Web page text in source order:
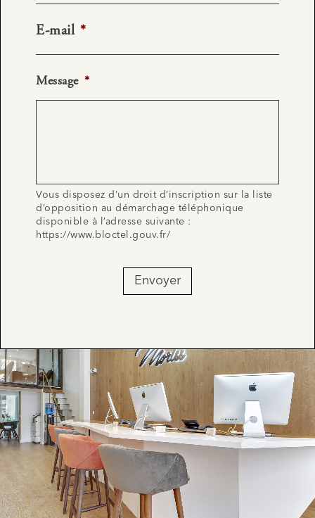
E-mail *
Message *
Vous disposez d’un droit d’inscription sur la liste
d’opposition au démarchage téléphonique
disponible à l’adresse suivante :
https://www.bloctel.gouv.fr/
Envoyer